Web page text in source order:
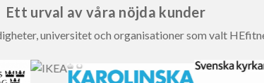
Ett urval av våra nöjda kunder
universitet och organisationer som valt